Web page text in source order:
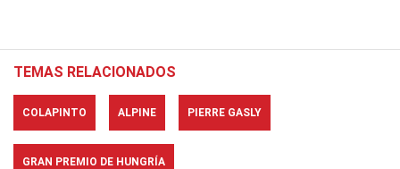
TEMAS RELACIONADOS
COLAPINTO ALPINE PIERRE GASLY
GRAN PREMIO DE HUNGRÍA